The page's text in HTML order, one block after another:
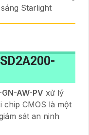
Starlight
AW-PV xử lý
chip CMOS là một
sát an ninh